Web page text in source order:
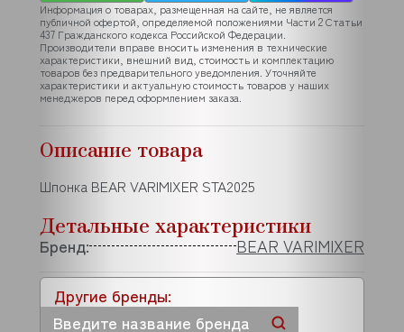
Другие бренды:
Информация о товарах, размещенная на сайте, не является
публичной офертой, определяемой положениями Части 2 Статьи
437 Гражданского кодекса Российской Федерации.
Производители вправе вносить изменения в технические
характеристики, внешний вид, стоимость и комплектацию
товаров без предварительного уведомления. Уточняйте
характеристики и актуальную стоимость товаров у наших
менеджеров перед оформлением заказа.
Описание товара
Шпонка BEAR VARIMIXER STA2025
Детальные характеристики
Бренд: BEAR VARIMIXER